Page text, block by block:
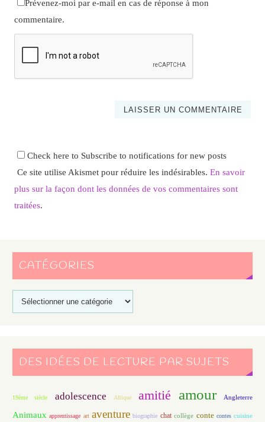
Prévenez-moi par e-mail en cas de réponse à mon
commentaire.
Check here to Subscribe to notifications for new posts
Ce site utilise Akismet pour réduire les indésirables. En savoir
plus sur la façon dont les données de vos commentaires sont
traitées.
CATÉGORIES
DES IDÉES DE LECTURE PAR SUJETS
19ème siècle adolescence Afrique amitié amour Angleterre
Animaux apprentissage art aventure biographie chat collège conte contes cuisine